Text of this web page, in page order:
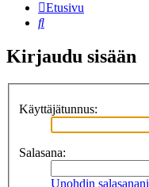
Etusivu
Etsi
Kirjaudu sisään
Käyttäjätunnus:
Salasana:
Unohdin salasanani